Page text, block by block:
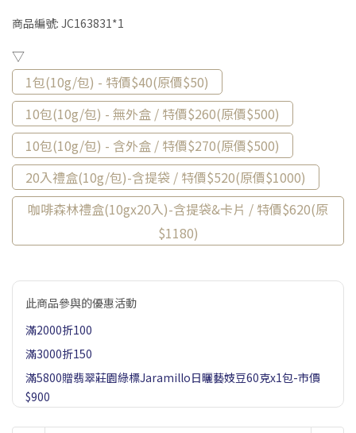
商品編號: JC163831*1
▽
1包(10g/包) - 特價$40(原價$50)
10包(10g/包) - 無外盒 / 特價$260(原價$500)
10包(10g/包) - 含外盒 / 特價$270(原價$500)
20入禮盒(10g/包)-含提袋 / 特價$520(原價$1000)
咖啡森林禮盒(10gx20入)-含提袋&卡片 / 特價$620(原
$1180)
此商品參與的優惠活動
滿2000折100
滿3000折150
滿5800贈翡翠莊園綠標Jaramillo日曬藝妓豆60克x1包-市價
$900